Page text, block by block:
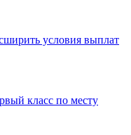
условия выплат
класс по месту